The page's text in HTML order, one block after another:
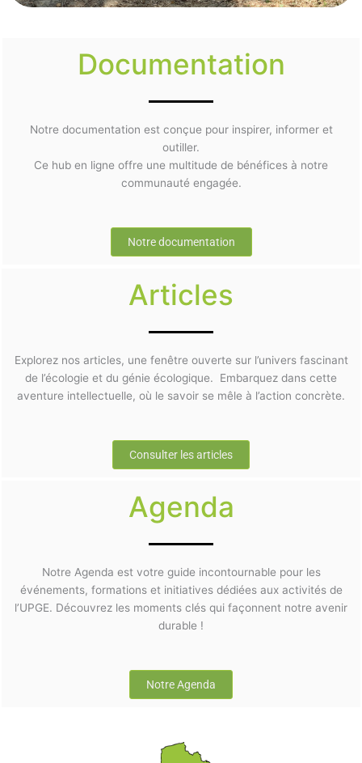
Documentation
Notre documentation est conçue pour inspirer, informer et
outiller.
Ce hub en ligne offre une multitude de bénéfices à notre
communauté engagée.
Notre documentation
Articles
Explorez nos articles, une fenêtre ouverte sur l’univers fascinant
de l’écologie et du génie écologique. Embarquez dans cette
aventure intellectuelle, où le savoir se mêle à l’action concrète.
Consulter les articles
Agenda
Notre Agenda est votre guide incontournable pour les
événements, formations et initiatives dédiées aux activités de
l’UPGE. Découvrez les moments clés qui façonnent notre avenir
durable !
Notre Agenda